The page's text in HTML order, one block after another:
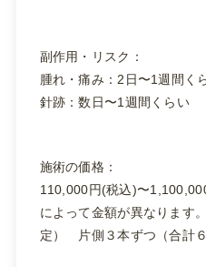
副作用・リスク：
腫れ・痛み：2日〜1週間く
針跡：数日〜1週間くらい
施術の価格：
110,000円(税込)〜
によって金額が異なります
定） 片側３本ずつ（合計